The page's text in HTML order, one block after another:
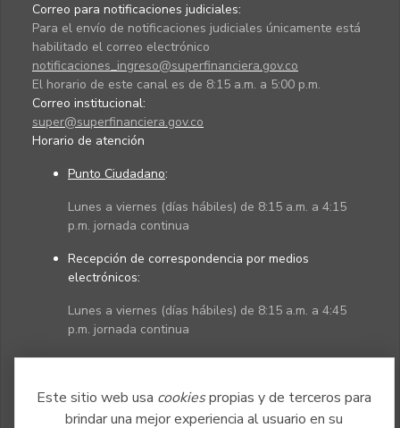
Este sitio web usa cookiespropias y de terceros para
brindar una mejor experiencia al usuario en su
Correo para notificaciones judiciales:
Para el envío de notificaciones judiciales únicamente está
habilitado el correo electrónico
notificaciones_ingreso@superfinanciera.gov.co
El horario de este canal es de 8:15 a.m. a 5:00 p.m.
Correo institucional:
super@superfinanciera.gov.co
Horario de atención
Punto Ciudadano:
Lunes a viernes (días hábiles) de 8:15 a.m. a 4:15
p.m. jornada continua
Recepción de correspondencia por medios
electrónicos:
Lunes a viernes (días hábiles) de 8:15 a.m. a 4:45
p.m. jornada continua